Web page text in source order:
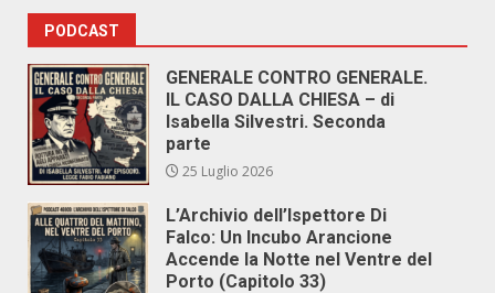
PODCAST
GENERALE CONTRO GENERALE.
IL CASO DALLA CHIESA – di
Isabella Silvestri. Seconda
parte
25 Luglio 2026
L’Archivio dell’Ispettore Di
Falco: Un Incubo Arancione
Accende la Notte nel Ventre del
Porto (Capitolo 33)